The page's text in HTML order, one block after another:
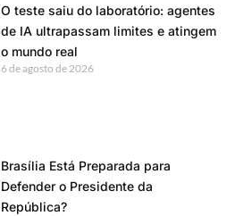
O teste saiu do laboratório: agentes
de IA ultrapassam limites e atingem
o mundo real
6 de agosto de 2026
Brasília Está Preparada para
Defender o Presidente da
República?